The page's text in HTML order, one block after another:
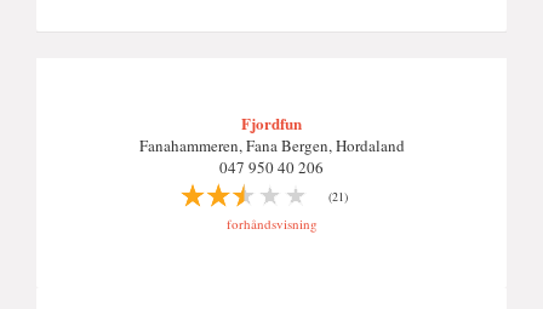
Fjordfun
Fanahammeren, Fana Bergen, Hordaland
047 950 40 206
(21)
forhåndsvisning